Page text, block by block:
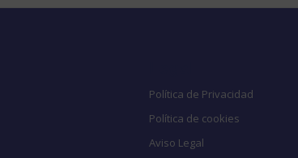
Política de Privacidad
Política de cookies
Aviso Legal